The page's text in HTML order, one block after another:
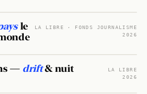
WEBDOC · 2026 · AWWWARDS
le
LA LIBRE · FONDS JOURNALISME
2026
WEBDOC · 2026 · NOMINÉ VISA D'OR
— drift& nuit
LA LIBRE
2026